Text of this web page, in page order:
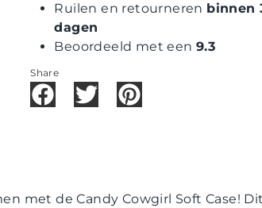
Ruilen en retourneren binnen
dagen
Beoordeeld met een9.3
Share
met de Candy Cowgirl Soft Case!